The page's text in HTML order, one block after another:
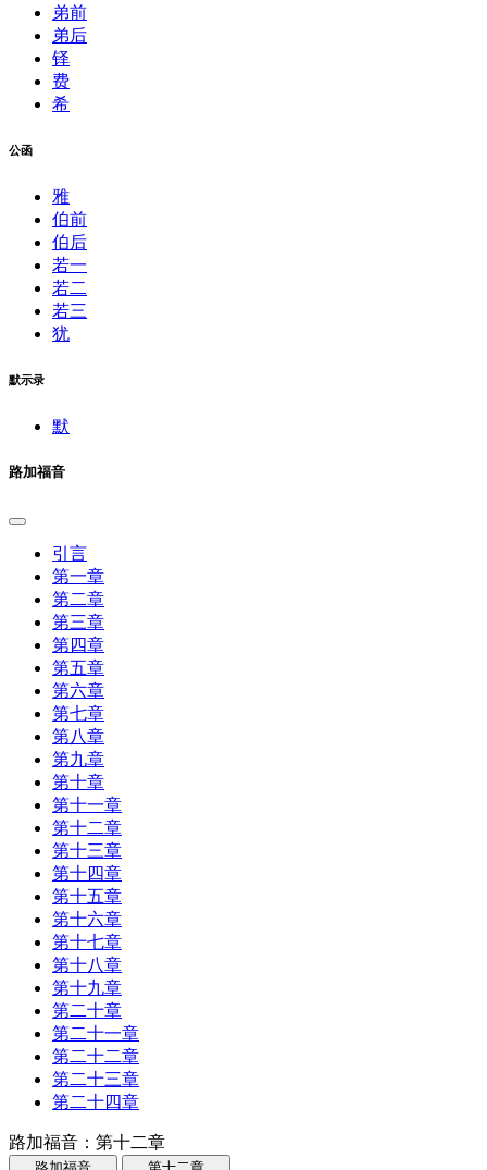
弟前
弟后
铎
费
希
公函
雅
伯前
伯后
若一
若二
若三
犹
默示录
默
路加福音
引言
第一章
第二章
第三章
第四章
第五章
第六章
第七章
第八章
第九章
第十章
第十一章
第十二章
第十三章
第十四章
第十五章
第十六章
第十七章
第十八章
第十九章
第二十章
第二十一章
第二十二章
第二十三章
第二十四章
路加福音：第十二章